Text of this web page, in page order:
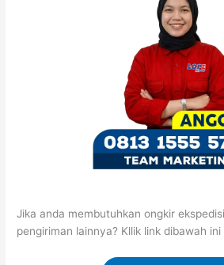
Jika anda membutuhkan ongkir
pengiriman lainnya? Kllik link dibawah ini